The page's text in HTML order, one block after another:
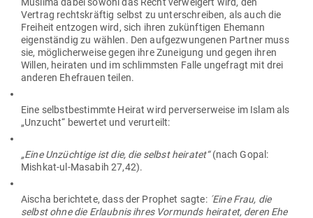
Vertrag rechts­kräftig selbst zu unter­schreiben, als auch die
Freiheit ent­zogen wird, sich ihren zukünf­tigen Ehemann
eigen­ständig zu wählen. Den auf­ge­zwun­genen Partner muss
sie, mög­li­cher­weise gegen ihre Zuneigung und gegen ihren
Willen, hei­raten und im schlimmsten Falle unge­fragt mit drei
anderen Ehe­frauen teilen.
Eine selbst­be­stimmte Heirat wird per­vers­er­weise im Islam als
„Unzucht“ bewertet und verurteilt:
„Eine Unzüchtige ist die, die selbst hei­ratet“(nach Gopal:
Mishkat-ul-Masabih 27,42).
Aischa berichtete, dass der Prophet sagte: ´Eine Frau, die
selbst ohne die Erlaubnis ihres Vor­munds hei­ratet, deren Ehe